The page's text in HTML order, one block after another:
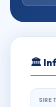
🏛
SIRET